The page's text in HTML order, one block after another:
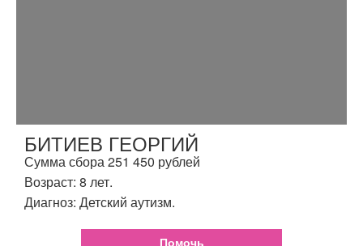
БИТИЕВ ГЕОРГИЙ
Сумма сбора 251 450 рублей
Возраст: 8 лет.
Диагноз: Детский аутизм.
Помочь